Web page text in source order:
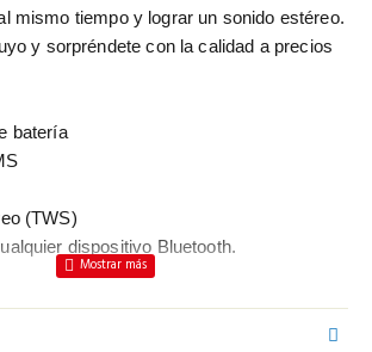
mismo tiempo y lograr un sonido estéreo.
y sorpréndete con la calidad a precios
batería
(TWS)
dispositivo Bluetooth.